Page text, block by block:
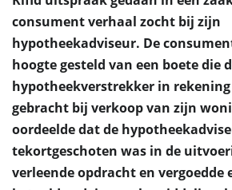
consument verhaal zocht bij zijn
hypotheekadviseur. De
hoogte gesteld van een boete die
hypotheekverstrekker in
gebracht bij verkoop van zijn
oordeelde dat de
tekortgeschoten was in de
verleende opdracht en vergoedde